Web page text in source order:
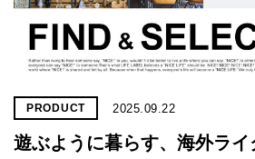
PRODUCT 2025.09.22
遊ぶように暮らす、海外ラ